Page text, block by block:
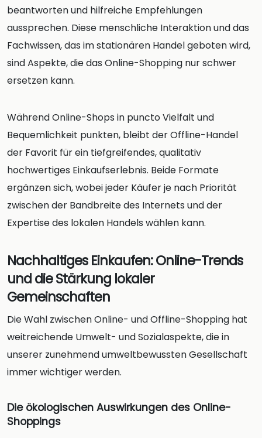
beantworten und hilfreiche Empfehlungen
aussprechen. Diese menschliche Interaktion und das
Fachwissen, das im stationären Handel geboten wird,
sind Aspekte, die das Online-Shopping nur schwer
ersetzen kann.
Während Online-Shops in puncto Vielfalt und
Bequemlichkeit punkten, bleibt der Offline-Handel
der Favorit für ein tiefgreifendes, qualitativ
hochwertiges Einkaufserlebnis. Beide Formate
ergänzen sich, wobei jeder Käufer je nach Priorität
zwischen der Bandbreite des Internets und der
Expertise des lokalen Handels wählen kann.
Nachhaltiges Einkaufen: Online-Trends
und die Stärkung lokaler
Gemeinschaften
Die Wahl zwischen Online- und Offline-Shopping hat
weitreichende Umwelt- und Sozialaspekte, die in
unserer zunehmend umweltbewussten Gesellschaft
immer wichtiger werden.
Die ökologischen Auswirkungen des Online-
Shoppings